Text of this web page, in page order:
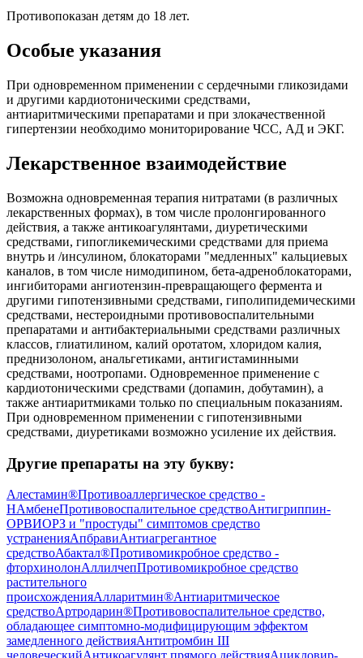
Противопоказан детям до 18 лет.
Особые указания
При одновременном применении с сердечными гликозидами
и другими кардиотоническими средствами,
антиаритмическими препаратами и при злокачественной
гипертензии необходимо мониторирование ЧСС, АД и ЭКГ.
Лекарственное взаимодействие
Возможна одновременная терапия нитратами (в различных
лекарственных формах), в том числе пролонгированного
действия, а также антикоагулянтами, диуретическими
средствами, гипогликемическими средствами для приема
внутрь и /инсулином, блокаторами "медленных" кальциевых
каналов, в том числе нимодипином, бета-адреноблокаторами,
ингибиторами ангиотензин-превращающего фермента и
другими гипотензивными средствами, гиполипидемическими
средствами, нестероидными противовоспалительными
препаратами и антибактериальными средствами различных
классов, глиатилином, калий оротатом, хлоридом калия,
преднизолоном, анальгетиками, антигистаминными
средствами, ноотропами. Одновременное применение с
кардиотоническими средствами (допамин, добутамин), а
также антиаритмиками только по специальным показаниям.
При одновременном применении с гипотензивными
средствами, диуретиками возможно усиление их действия.
Другие препараты на эту букву:
Алестамин®Противоаллергическое средство -
HАмбенеПротивовоспалительное средствоАнтигриппин-
ОРВИОРЗ и "простуды" симптомов средство
устраненияАпбравиАнтиагрегантное
средствоАбактал®Противомикробное средство -
фторхинолонАллилчепПротивомикробное средство
растительного
происхожденияАлларитмин®Антиаритмическое
средствоАртродарин®Противовоспалительное средство,
обладающее симптомно-модифицирующим эффектом
замедленного действияАнтитромбин III